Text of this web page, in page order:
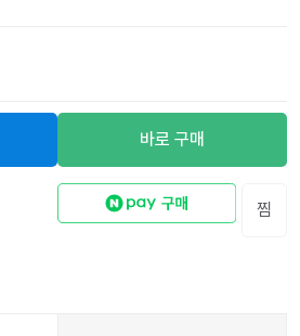
바로 구매
찜